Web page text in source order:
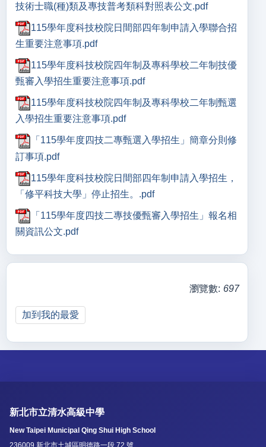
技術士職(種)類及專技普考類科對照表公文.pdf
115學年度科技校院日間部四年制申請入學聯合招
生重要注意事項.pdf
115學年度科技校院四年制及專科學校二年制技優
甄審入學招生重要注意事項.pdf
115學年度科技校院四年制及專科學校二年制甄選
入學招生重要注意事項.pdf
「115學年度四技二專甄選入學招生」簡章分則修
訂事項.pdf
115學年度科技校院日間部四年制申請入學招生，
「修平科技大學」停止招生。.pdf
「115學年度四技二專技優甄審入學招生」報名相
關資訊公文.pdf
瀏覽數: 697
加到我的最愛
新北市立清水高級中學
New Taipei Municipal Qing Shui High School
236009 新北市土城區明德路一段 72 號